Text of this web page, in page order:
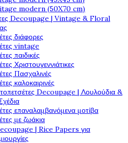
modern (50X70 cm)
Decoupage | Vintage & Floral
διάφορες
vintage
παιδικές
Χριστουγεννιάτικες
Πασχαλινές
καλοκαιρινές
Decoupage | Λουλούδια &
επαναλαμβανόμενα μοτίβα
με ζωάκια
| Rice Papers για